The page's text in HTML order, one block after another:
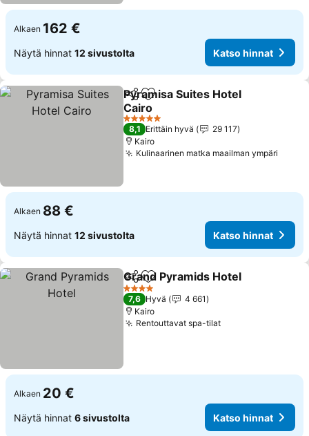
Alkaen 162 €
Näytä hinnat 12 sivustolta Katso hinnat
Jaa Lisää suosikkeihin
Pyramisa Suites Hotel
Cairo
Katso hinnat
5 Tähtiluokitus
8,1 Erittäin hyvä
29 117
Kairo
Kulinaarinen matka maailman ympäri
Alkaen 88 €
Näytä hinnat 12 sivustolta Katso hinnat
Jaa Lisää suosikkeihin
Grand Pyramids Hotel
4 Tähtiluokitus
7,6 Hyvä
4 661
Kairo
Rentouttavat spa-tilatKatso hinnat
Alkaen 20 €
Näytä hinnat 6 sivustolta Katso hinnat